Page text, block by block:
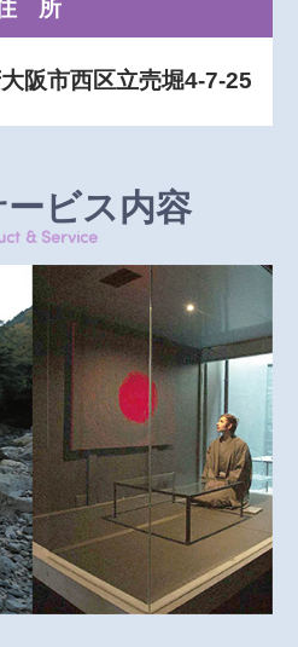
所
阪市西区立売堀4-7-25
ビス内容
& Service